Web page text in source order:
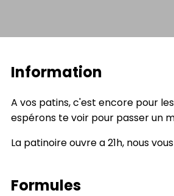
Information
A vos patins, c'est encore pour
espérons te voir pour passer un
La patinoire ouvre a 21h, nous
Formules